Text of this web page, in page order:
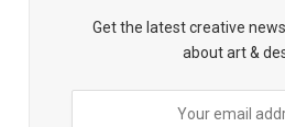
Get the latest creative
about art &